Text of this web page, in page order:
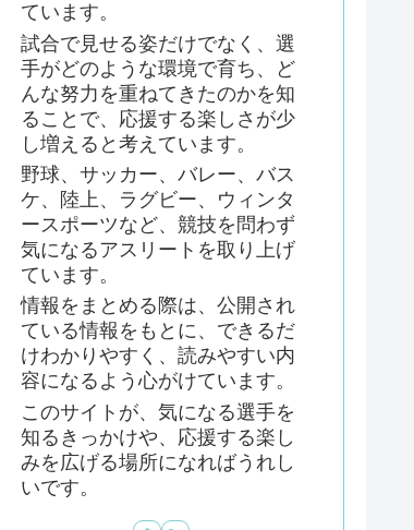
ています。
試合で見せる姿だけでなく、選
手がどのような環境で育ち、ど
んな努力を重ねてきたのかを知
ることで、応援する楽しさが少
し増えると考えています。
野球、サッカー、バレー、バス
ケ、陸上、ラグビー、ウィンタ
ースポーツなど、競技を問わず
気になるアスリートを取り上げ
ています。
情報をまとめる際は、公開され
ている情報をもとに、できるだ
けわかりやすく、読みやすい内
容になるよう心がけています。
このサイトが、気になる選手を
知るきっかけや、応援する楽し
みを広げる場所になればうれし
いです。